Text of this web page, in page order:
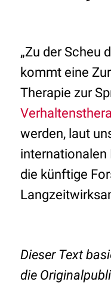
„Zu der Scheu
kommt eine
Therapie zur
werden, laut
internationalen
die künftige
Dieser Text
die